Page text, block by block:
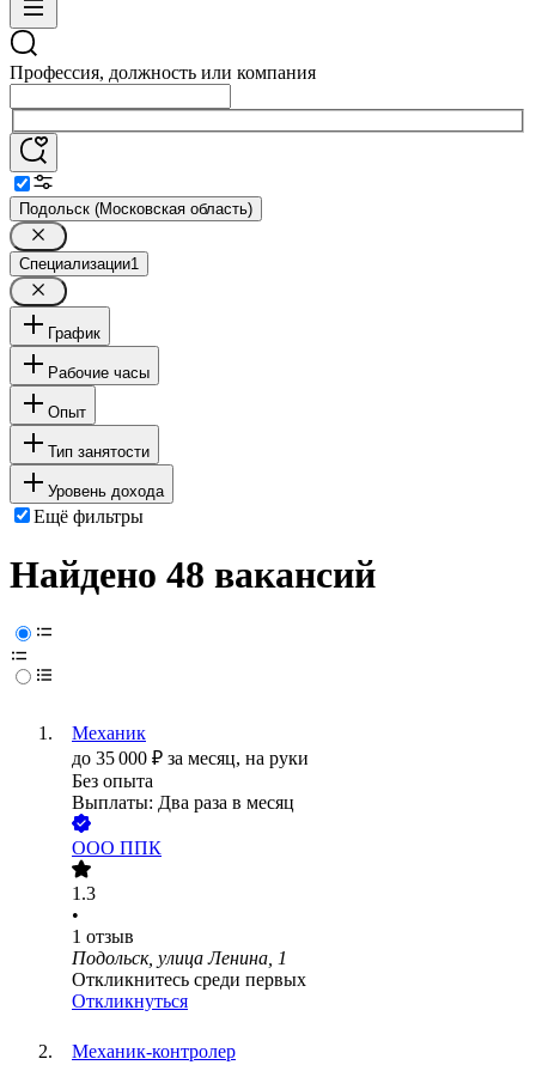
Профессия, должность или компания
Подольск (Московская область)
Специализации1
График
Рабочие часы
Опыт
Тип занятости
Уровень дохода
Ещё фильтры
Найдено 48 вакансий
Механик
до 35 000 ₽ за месяц, на руки
Без опыта
Выплаты: Два раза в месяц
ООО ППК
1.3
•
1 отзыв
Подольск, улица Ленина, 1
Откликнитесь среди первых
Откликнуться
Механик-контролер